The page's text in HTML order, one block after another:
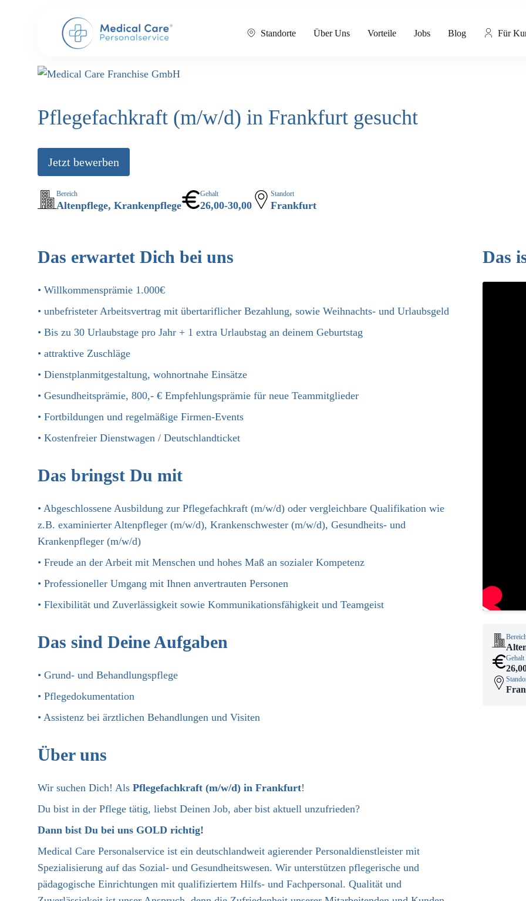
Standorte Über Uns Vorteile Jobs Blog Für
Pflegefachkraft (m/w/d) in Frankfurt gesucht
Jetzt bewerben
Bereich
Altenpflege, Krankenpflege
Gehalt
26,00-30,00
Standort
Frankfurt
Über uns
Wir suchen Dich! Als Pflegefachkraft (m/w/d) in Frankfurt!
Du bist in der Pflege tätig, liebst Deinen Job, aber bist aktuell unzufrieden?
Dann bist Du bei uns GOLD richtig!
Medical Care Personalservice ist ein deutschlandweit agierender Personaldienstleister mit
Spezialisierung auf das Sozial- und Gesundheitswesen. Wir unterstützen pflegerische und
pädagogische Einrichtungen mit qualifiziertem Hilfs- und Fachpersonal. Qualität und
Das erwartet Dich bei uns
• Willkommensprämie 1.000€
• unbefristeter Arbeitsvertrag mit übertariflicher Bezahlung, sowie Weihnachts- und Urlaubsgeld
• Bis zu 30 Urlaubstage pro Jahr + 1 extra Urlaubstag an deinem Geburtstag
• attraktive Zuschläge
• Dienstplanmitgestaltung, wohnortnahe Einsätze
• Gesundheitsprämie, 800,- € Empfehlungsprämie für neue Teammitglieder
• Fortbildungen und regelmäßige Firmen-Events
• Kostenfreier Dienstwagen / Deutschlandticket
Das bringst Du mit
• Abgeschlossene Ausbildung zur Pflegefachkraft (m/w/d) oder vergleichbare Qualifikation wie
z.B. examinierter Altenpfleger (m/w/d), Krankenschwester (m/w/d), Gesundheits- und
Krankenpfleger (m/w/d)
• Freude an der Arbeit mit Menschen und hohes Maß an sozialer Kompetenz
• Professioneller Umgang mit Ihnen anvertrauten Personen
• Flexibilität und Zuverlässigkeit sowie Kommunikationsfähigkeit und Teamgeist
Das sind Deine Aufgaben
• Grund- und Behandlungspflege
• Pflegedokumentation
• Assistenz bei ärztlichen Behandlungen und Visiten
Das
Gehalt